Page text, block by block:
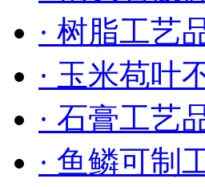
· 树脂工艺
· 玉米苞叶
· 石膏工艺
· 鱼鳞可制